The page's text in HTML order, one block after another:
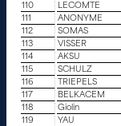
110
LECOMTE
111
ANONYME
112
SOMAS
113
VISSER
114
AKSU
115
SCHULZ
116
TRIEPELS
117
BELKACEM
118
Giolin
119
YAU